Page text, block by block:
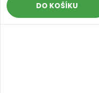
DO KOŠÍKU